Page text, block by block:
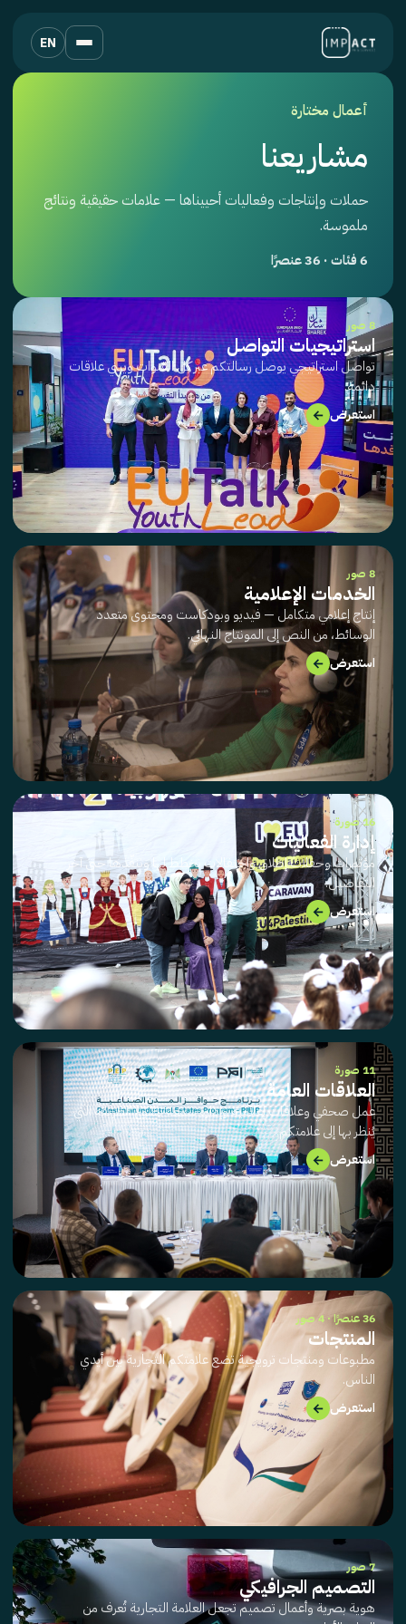
EN
أعمال مختارة
مشاريعنا
حملات وإنتاجات وفعاليات أحييناها — علامات حقيقية ونتائج
ملموسة.
6 فئات · 36 عنصرًا
8 صور
استراتيجيات التواصل
تواصل استراتيجي يوصل رسالتكم عبر كل القنوات ويبني علاقات
دائمة.
استعرض →
8 صور
الخدمات الإعلامية
إنتاج إعلامي متكامل — فيديو وبودكاست ومحتوى متعدد
الوسائط، من النص إلى المونتاج النهائي.
استعرض →
16 صورة
إدارة الفعاليات
مؤتمرات وحفلات إطلاق واحتفالات نخطط لها وننفّذها حتى آخر
التفاصيل.
استعرض →
11 صورة
العلاقات العامة
عمل صحفي وعلاقات إعلامية وإدارة سمعة تصوغ الطريقة التي
يُنظر بها إلى علامتكم.
استعرض →
36 عنصرًا · 4 صور
المنتجات
مطبوعات ومنتجات ترويجية تضع علامتكم التجارية بين أيدي
الناس.
استعرض →
7 صور
التصميم الجرافيكي
هوية بصرية وأعمال تصميم تجعل العلامة التجارية تُعرف من